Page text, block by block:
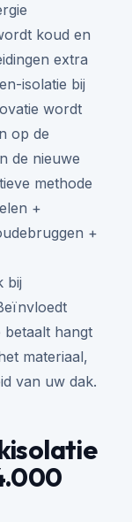
koud en
extra
isolatie bij
wordt
op de
de nieuwe
methode
+
+
bij
hangt
materiaal,
van uw dak.